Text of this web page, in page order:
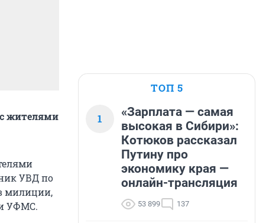
жителями
УВД по
милиции,
УФМС.
ТОП 5
1
«Зарплата — самая
высокая в Сибири»:
Котюков рассказал
Путину про
экономику края —
онлайн-трансляция
53 899 137